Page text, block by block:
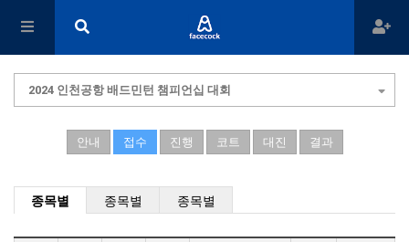
2024 인천공항 배드민턴 챔피언십 대회
안내 접수 진행 코트 대진 결과
종목별 종목별 종목별